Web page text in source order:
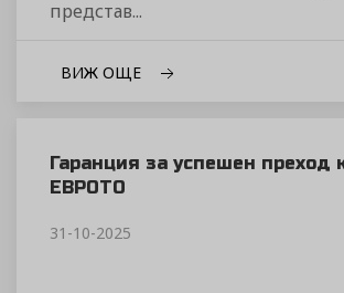
представ...
ВИЖ ОЩЕ
Гаранция за успешен преход
ЕВРОТО
31-10-2025